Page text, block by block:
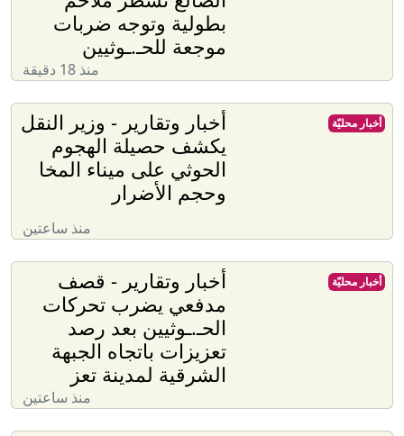
بطولية وتوجه ضربات
موجعة للحـ.ـوثيين
منذ 18 دقيقة
أخبار وتقارير - وزير النقل
يكشف حصيلة الهجوم
الحوثي على ميناء المخا
وحجم الأضرار
منذ ساعتين
أخبار محليّة
أخبار وتقارير - قصف
مدفعي يضرب تحركات
الحـ.ـوثيين بعد رصد
تعزيزات باتجاه الجبهة
الشرقية لمدينة تعز
منذ ساعتين
أخبار محليّة